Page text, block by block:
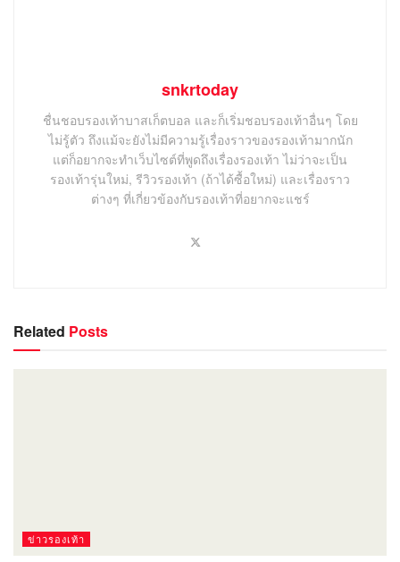
snkrtoday
ชื่นชอบรองเท้าบาสเก็ตบอล และก็เริ่มชอบรองเท้าอื่นๆ โดย
ไม่รู้ตัว ถึงแม้จะยังไม่มีความรู้เรื่องราวของรองเท้ามากนัก
แต่ก็อยากจะทำเว็บไซต์ที่พูดถึงเรื่องรองเท้า ไม่ว่าจะเป็น
รองเท้ารุ่นใหม่, รีวิวรองเท้า (ถ้าได้ซื้อใหม่) และเรื่องราว
ต่างๆ ที่เกี่ยวข้องกับรองเท้าที่อยากจะแชร์
Related Posts
ข่าวรองเท้า